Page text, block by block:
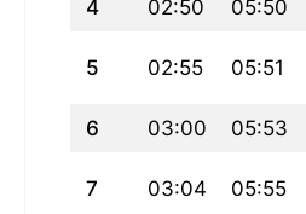
4 02:50 05:50
5 02:55 05:51
6 03:00 05:53
7 03:04 05:55